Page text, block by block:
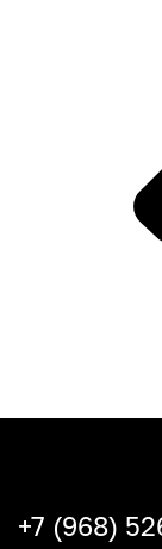
+7 (968)